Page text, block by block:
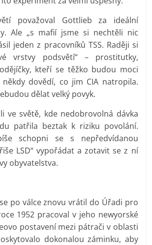
považoval Gottlieb za ideální
Ale „s mafií jsme si nechtěli nic
jeden z pracovníků TSS. Raději si
vrstvy podsvětí“ – prostitutky,
kteří se těžko budou moci
dovědí, co jim CIA natropila.
dělat velký povyk.
ve světě, kde nedobrovolná dávka
patřila beztak k riziku povolání.
schopni se s nepředvídanou
LSD“ vypořádat a zotavit se z ní
obyvatelstva.
po válce znovu vrátil do Úřadi pro
1952 pracoval v jeho newyorské
postavení mezi pátrači v oblasti
dokonalou záminku, aby